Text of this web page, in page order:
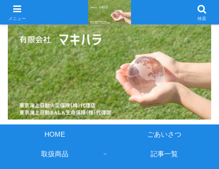
HOME ごあいさつ
取扱商品 記事一覧
メニュー 検索